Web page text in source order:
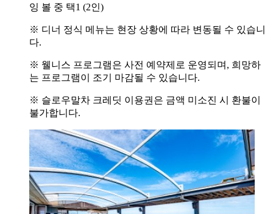
잉 볼 중 택1 (2인)
※ 디너 정식 메뉴는 현장 상황에 따라 변동될 수 있습니
다.
※ 웰니스 프로그램은 사전 예약제로 운영되며, 희망하
는 프로그램이 조기 마감될 수 있습니다.
※ 슬로우말차 크레딧 이용권은 금액 미소진 시 환불이
불가합니다.